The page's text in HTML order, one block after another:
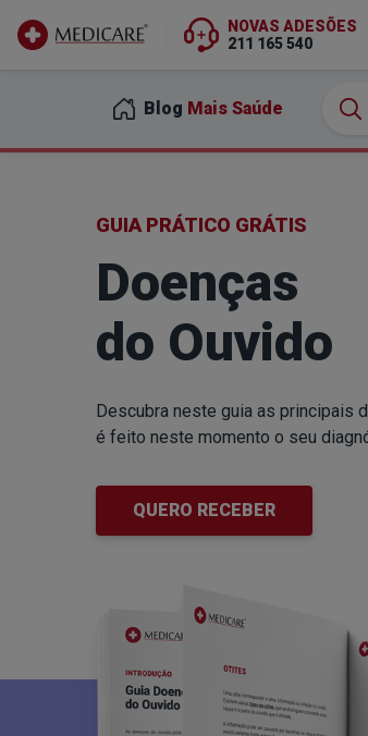
NOVAS ADESÕES
211 165 540
Blog Mais Saúde
GUIA PRÁTICO GRÁTIS
Doenças
do Ouvido
Descubra neste guia as principais
é feito neste momento o seu
QUERO RECEBER